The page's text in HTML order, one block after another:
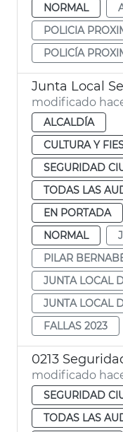
NORMAL
POLICIA
POLICÍA
Junta Local
modificado
ALCALDÍA
CULTURA Y
SEGURIDAD
TODAS LAS
EN PORTADA
NORMAL
PILAR
JUNTA LOCAL
JUNTA LOCAL
FALLAS 2023
0213
modificado
SEGURIDAD
TODAS LAS